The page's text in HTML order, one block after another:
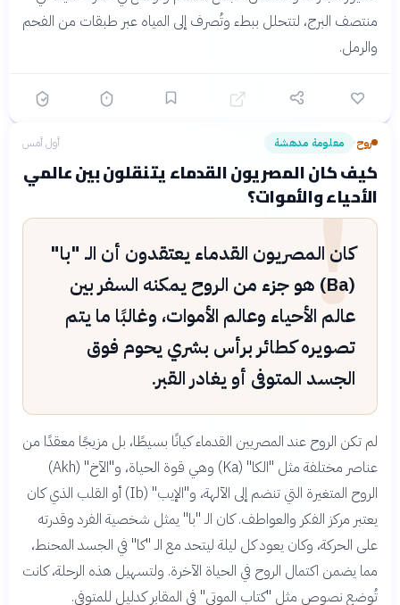
منتصف البرج، لتتحلل ببطء وتُصرف إلى المياه عبر طبقات من الفحم
والرمل.
روح› معلومة مدهشة أول أمس
كيف كان المصريون القدماء يتنقلون بين عالمي
الأحياء والأموات؟
!
كان المصريون القدماء يعتقدون أن الـ "با"
(Ba) هو جزء من الروح يمكنه السفر بين
عالم الأحياء وعالم الأموات، وغالبًا ما يتم
تصويره كطائر برأس بشري يحوم فوق
الجسد المتوفى أو يغادر القبر.
لم تكن الروح عند المصريين القدماء كيانًا بسيطًا، بل مزيجًا معقدًا من
عناصر مختلفة مثل "الكا" (Ka) وهي قوة الحياة، و"الآخ" (Akh)
الروح المتغيرة التي تنضم إلى الآلهة، و"الإيب" (Ib) أو القلب الذي كان
يعتبر مركز الفكر والعواطف. كان الـ "با" يمثل شخصية الفرد وقدرته
على الحركة، وكان يعود كل ليلة ليتحد مع الـ "كا" في الجسد المحنط،
مما يضمن اكتمال الروح في الحياة الآخرة. ولتسهيل هذه الرحلة، كانت
تُوضع نصوص مثل "كتاب الموتى" في المقابر كدليل للمتوفى.